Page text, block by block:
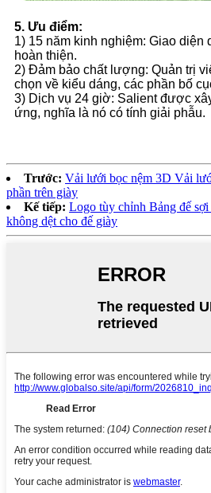
5. Ưu điểm:
1) 15 năm kinh nghiệm: Giao diện
hoàn thiện.
2) Đảm bảo chất lượng: Quản trị
chọn về kiểu dáng, các phần bố
3) Dịch vụ 24 giờ: Salient được
ứng, nghĩa là nó có tính giải phẫu.
Trước: Vải lưới bọc nệm 3D Vải
phần trên giày
Kế tiếp: Logo tùy chỉnh Bảng đế sợi
không dệt cho đế giày